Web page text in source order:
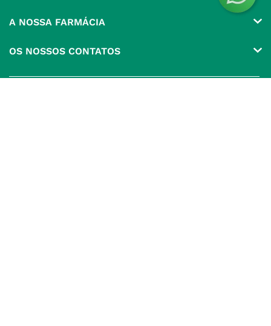
Produtos Favoritos
A NOSSA FARMÁCIA
OS NOSSOS CONTATOS